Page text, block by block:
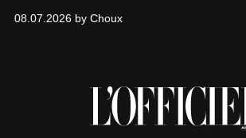
08.07.2026 by Choux